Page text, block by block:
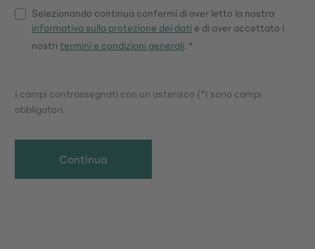
Selezionando continua confermi di aver letto la nostra
informativa sulla protezione dei dati e di aver accettato i
nostri termini e condizioni generali. *
I campi contrassegnati con un asterisco (*) sono campi
obbligatori.
Continua